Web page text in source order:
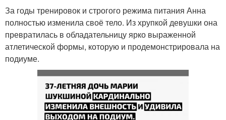
За годы тренировок и строгого режима питания Анна
полностью изменила своё тело. Из хрупкой девушки она
превратилась в обладательницу ярко выраженной
атлетической формы, которую и продемонстрировала на
подиуме.